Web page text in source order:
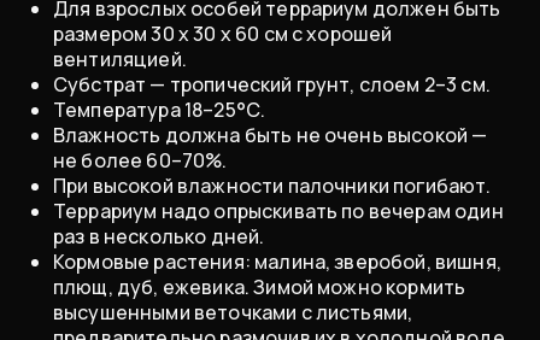
Для взрослых особей террариум должен быть
размером 30 x 30 x 60 см с хорошей
вентиляцией.
Субстрат — тропический грунт, слоем 2–3 см.
Температура 18–25°С.
Влажность должна быть не очень высокой —
не более 60–70%.
При высокой влажности палочники погибают.
Террариум надо опрыскивать по вечерам один
раз в несколько дней.
Кормовые растения: малина, зверобой, вишня,
плющ, дуб, ежевика. Зимой можно кормить
высушенными веточками с листьями,